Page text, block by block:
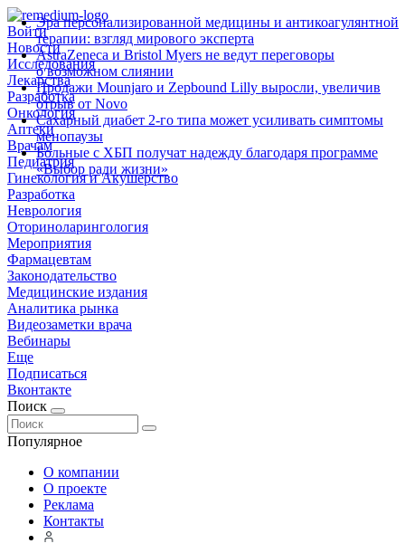
Войти
Новости
Исследования
Лекарства
Разработка
Онкология
Аптеки
Врачам
Педиатрия
Гинекология и Акушерство
Разработка
Неврология
Оториноларингология
Мероприятия
Фармацевтам
Законодательство
Медицинские издания
Аналитика рынка
Видеозаметки врача
Вебинары
Еще
Подписаться
Вконтакте
Поиск
Популярное
Эра персонализированной медицины и антикоагулянтной
терапии: взгляд мирового эксперта
AstraZeneca и Bristol Myers не ведут переговоры
о возможном слиянии
Продажи Mounjaro и Zepbound Lilly выросли, увеличив
отрыв от Novo
Сахарный диабет 2‑го типа может усиливать симптомы
менопаузы
Больные с ХБП получат надежду благодаря программе
«Выбор ради жизни»
О компании
О проекте
Реклама
Контакты